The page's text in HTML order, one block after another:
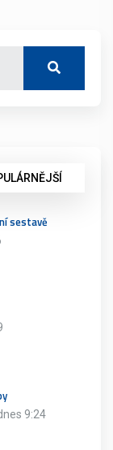
sestavě
9:24